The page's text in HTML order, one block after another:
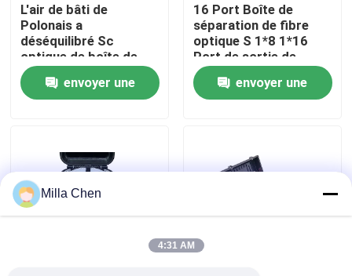
Contrôle de qualité
Contactez-nous
Cas
Demandez une citation
L'air de bâti de
Polonais a
déséquilibré Sc
optique de boîte de
fibre de diviseur du
PETIT SOMME 8
SC/APC CTO 1X8 1X2
envoyer une
16 Port Boîte de
séparation de fibre
optique S 1*8 1*16
Port de sortie de
câble carré Pour la
construction et la
gestion du réseau
envoyer une
Milla Chen
4:31 AM